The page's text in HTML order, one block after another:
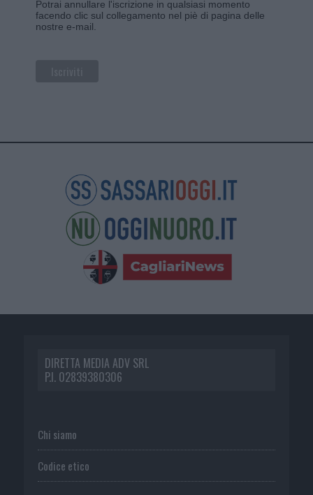
Potrai annullare l'iscrizione in qualsiasi momento
facendo clic sul collegamento nel piè di pagina delle
nostre e-mail.
DIRETTA MEDIA ADV SRL
P.I. 02839380306
Chi siamo
Codice etico